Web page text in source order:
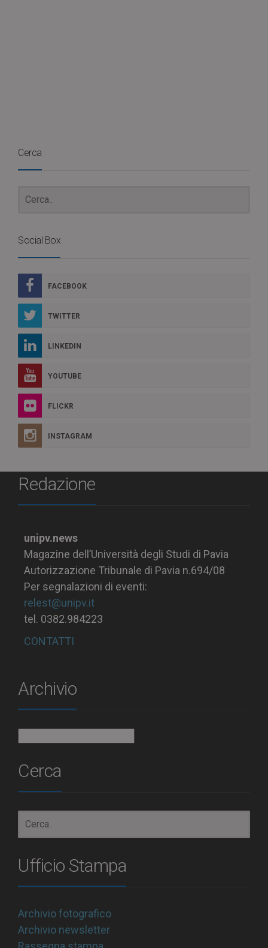
Cerca
Social Box
FACEBOOK
TWITTER
LINKEDIN
YOUTUBE
FLICKR
INSTAGRAM
Redazione
unipv.news
Magazine dell’Università degli Studi di Pavia
Autorizzazione Tribunale di Pavia n.694/08
Per segnalazioni di eventi:
relest@unipv.it
tel. 0382.984223
CONTATTI
Archivio
Cerca
Ufficio Stampa
Archivio fotografico
Archivio newsletter